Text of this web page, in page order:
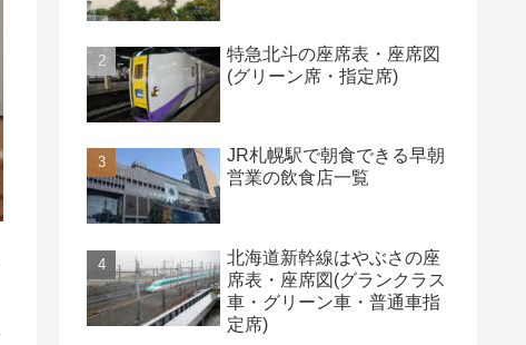
特急北斗の座席表・座席図
(グリーン席・指定席)
JR札幌駅で朝食できる早朝
営業の飲食店一覧
北海道新幹線はやぶさの座
席表・座席図(グランクラス
車・グリーン車・普通車指
定席)